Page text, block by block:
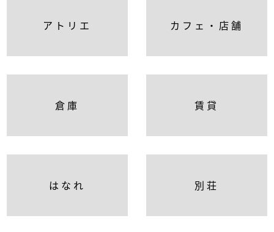
アトリエ カフェ・店舗
倉庫 賃貸
はなれ 別荘